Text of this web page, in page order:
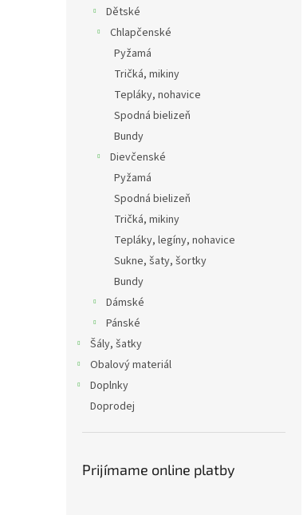
Dětské
Chlapčenské
Pyžamá
Tričká, mikiny
Tepláky, nohavice
Spodná bielizeň
Bundy
Dievčenské
Pyžamá
Spodná bielizeň
Tričká, mikiny
Tepláky, legíny, nohavice
Sukne, šaty, šortky
Bundy
Dámské
Pánské
Šály, šatky
Obalový materiál
Doplnky
Doprodej
Prijímame online platby